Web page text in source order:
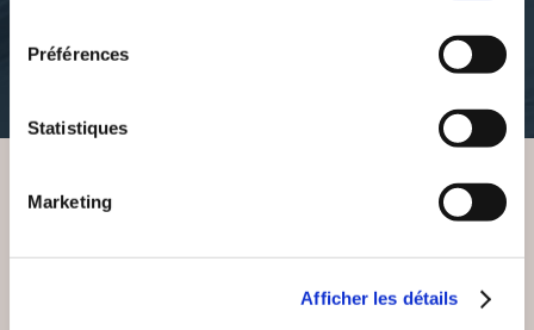
Préférences
Statistiques
Marketing
Afficher les détails
essais-societaux